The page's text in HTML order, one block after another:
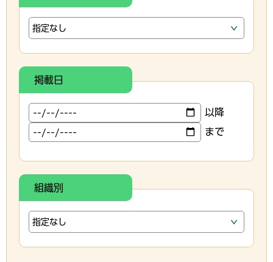
掲載日
以降
まで
組織別